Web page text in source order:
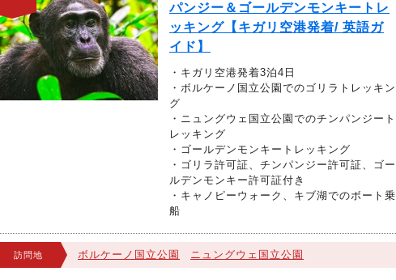
パンジー＆ゴールデンモンキートレ
ッキング【キガリ空港発着/ 英語ガ
イド】
・キガリ空港発着3泊4日
・ボルケーノ国立公園でのゴリラトレッキン
グ
・ニュングウェ国立公園でのチンパンジート
レッキング
・ゴールデンモンキートレッキング
・ゴリラ許可証、チンパンジー許可証、ゴー
ルデンモンキー許可証付き
・キャノピーウォーク、キブ湖でのボート乗
船
訪問地 ボルケーノ国立公園 ニュングウェ国立公園